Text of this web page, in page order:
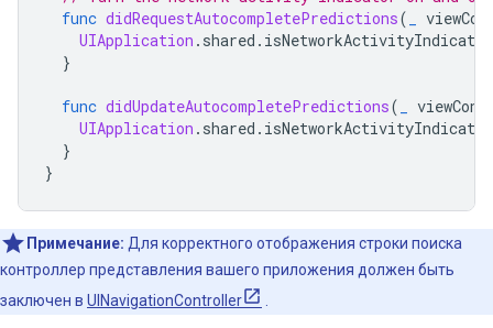
func didRequestAutocompletePredictions(
UIApplication . shared .
}
func didUpdateAutocompletePredictions(
UIApplication . shared .
}
}
Примечание: Для корректного отображения строки поиска
контроллер представления вашего приложения должен быть
заключен в UINavigationController .